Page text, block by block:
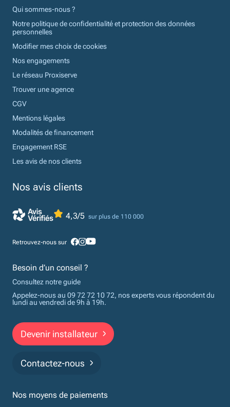
Qui sommes-nous ?
Notre politique de confidentialité et protection des données
personnelles
Modifier mes choix de cookies
Nos engagements
Le réseau Proxiserve
Trouver une agence
CGV
Mentions légales
Modalités de financement
Engagement RSE
Les avis de nos clients
Nos avis clients
4,3/5 sur plus de 110 000
Retrouvez-nous sur
Besoin d’un conseil ?
Consultez notre guide
Appelez-nous au 09 72 72 10 72, nos experts vous répondent du
lundi au vendredi de 9h à 19h.
Devenir installateur
Contactez-nous
Nos moyens de paiements